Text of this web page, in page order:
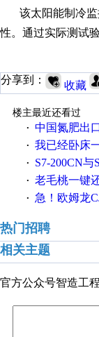
该太阳能制冷
性。通过实际测试
分享到： 收藏
楼主最近还看过
· 中国氮肥出
· 我已经卧床一个多月了，是出去安
· S7-200CN与
· 老毛桃一键还原，傻瓜式操作一键轻松备
· 急！欧姆龙CJ1M系列PLC,如何用时间
热门招聘
相关主题
官方公众号智造工